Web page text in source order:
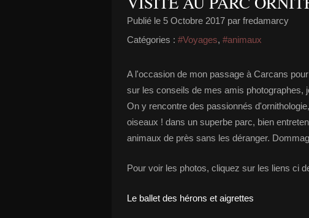
Publié le 5 Octobre 2017 par fredamarcy
Catégories : #Voyages, #animaux
A l'occasion de mon passage à Carcans
sur les conseils de mes amis photographes,
On y rencontre des passionnés
oiseaux ! dans un superbe parc, bien
animaux de près sans les déranger.
Pour voir les photos, cliquez sur les liens ci
Le ballet des hérons et aigrettes